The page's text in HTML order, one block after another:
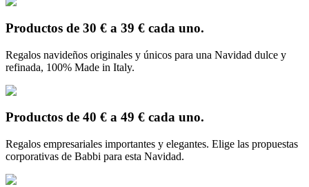
Productos de 30 € a 39 € cada uno.
Regalos navideños originales y únicos para una Navidad dulce y
refinada, 100% Made in Italy.
Productos de 40 € a 49 € cada uno.
Regalos empresariales importantes y elegantes. Elige las propuestas
corporativas de Babbi para esta Navidad.